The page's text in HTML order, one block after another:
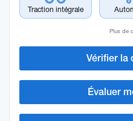
Traction intégrale
Plus de
Vérifier la
Évaluer